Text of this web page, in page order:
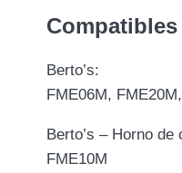
Berto’s:
FME06M,
Berto’s – Horno
FME10M